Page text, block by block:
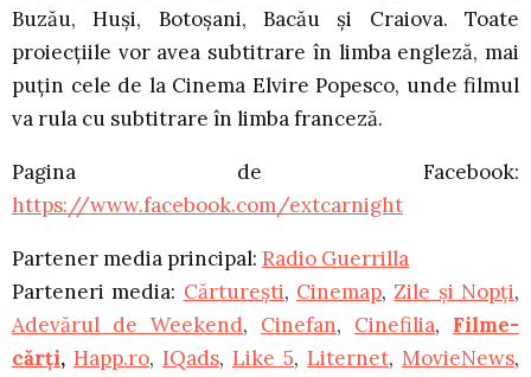
Buzău, Huși, Botoșani, Bacău și Craiova. Toate
proiecțiile vor avea subtitrare în limba engleză, mai
puțin cele de la Cinema Elvire Popesco, unde filmul
va rula cu subtitrare în limba franceză.
Pagina de Facebook:
https://www.facebook.com/extcarnight
Partener media principal: Radio Guerrilla
Parteneri media: Cărturești, Cinemap,Zile și Nopți,
Adevărul de Weekend, Cinefan, Cinefilia, Filme-
cărți, Happ.ro, IQads, Like 5, Liternet, MovieNews,